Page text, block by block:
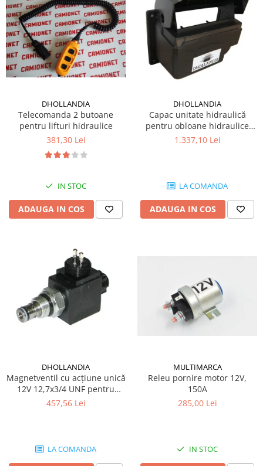
DHOLLANDIA
Telecomanda 2 butoane
pentru lifturi hidraulice
381,30 Lei
IN STOC
ADAUGA IN COS
DHOLLANDIA
Capac unitate hidraulică
pentru obloane hidraulice
Dhollandia
1.337,10 Lei
LA COMANDA
ADAUGA IN COS
DHOLLANDIA
Magnetventil cu acțiune unică
12V 12,7x3/4 UNF pentru
trape hidraulice Dhollandia
457,56 Lei
LA COMANDA
MULTIMARCA
Releu pornire motor 12V,
150A
285,00 Lei
IN STOC